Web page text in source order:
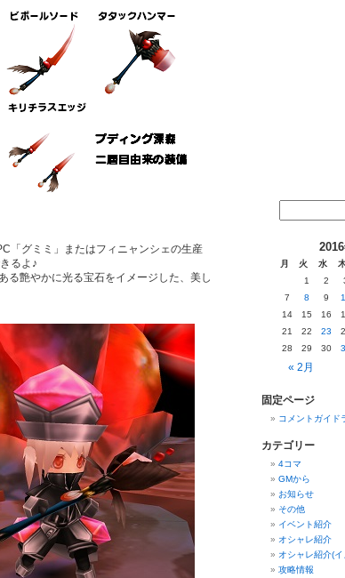
「グミミ」またはフィニャンシェの生産
るよ♪
る艶やかに光る宝石をイメージした、美し
月 火 水
« 2月
1 2
7
8 9
14
15 16
21
22 23
28
29 30
固定ページ
コメントガイド
カテゴリー
4コマ
GMから
お知らせ
その他
イベント紹介
オシャレ紹介
オシャレ紹介(
攻略情報